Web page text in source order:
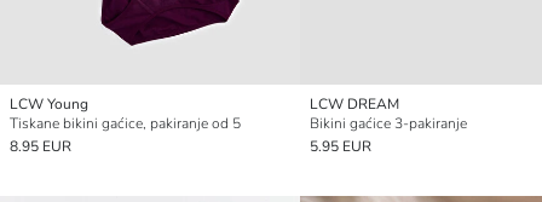
LCW Young
Tiskane bikini gaćice, pakiranje od 5
8.95 EUR
LCW DREAM
Bikini gaćice 3-pakiranje
5.95 EUR